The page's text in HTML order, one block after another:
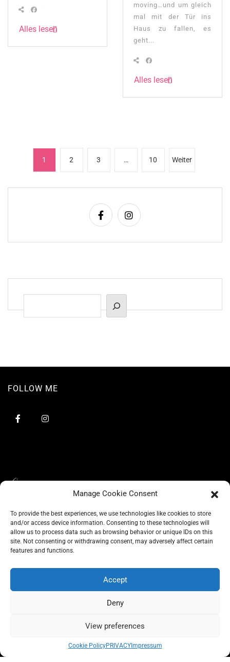
Manage Cookie Consent
To provide the best experiences, we use technologies like cookies to store
and/or access device information. Consenting to these technologies will
allow us to process data such as browsing behavior or unique IDs on this
site. Not consenting or withdrawing consent, may adversely affect certain
features and functions.
Accept
Deny
View preferences
Cookie PolicyPRIVACYImpressum
Alles lesen
moving…und um gleich
mal mit der Tür ins
Haus zu fallen, es
geht...
Alles lesen
Seitennummerierung
1 2 3 … 10 Weiter
FOLLOW ME
BLOG
CONSCIOUS LIKE A CARRIE
PRIVACY
Message